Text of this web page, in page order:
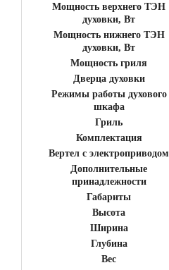
Мощность верхнего ТЭН
духовки, Вт
Мощность нижнего ТЭН
духовки, Вт
Мощность гриля
Дверца духовки
Режимы работы духового
шкафа
Гриль
Комплектация
Вертел с электроприводом
Дополнительные
принадлежности
Габариты
Высота
Ширина
Глубина
Вес